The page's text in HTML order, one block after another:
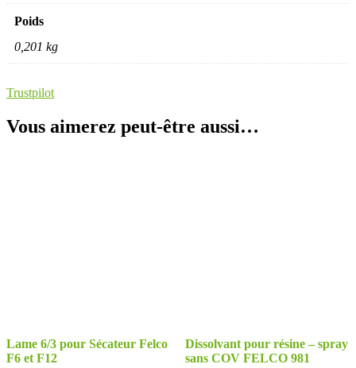
Poids
0,201 kg
Trustpilot
Vous aimerez peut-être aussi…
Lame 6/3 pour Sécateur Felco
F6 et F12
Dissolvant pour résine – spray
sans COV FELCO 981